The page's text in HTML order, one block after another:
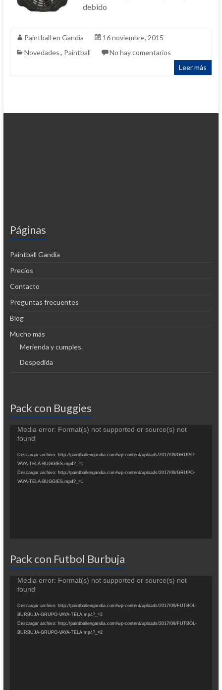
debido
Paintball en Gandia
16 noviembre, 2015
Novedades., Paintball
No hay comentarios
Leer más
Páginas
Paintball Gandia
Precios
Contacto
Preguntas frecuentes
Blog
Mucho más
Merienda y cumples.
Despedida
Pack con Buggies
Reproductor
Media error: Format(s) not supported or source(s) not
found
Descargar archivo: http://paintballengandia.com/wp-content/uploads/2017/09/GRUPO-
VAYA-TELA-BUGGIES.mp4?_=1
Descargar archivo: http://paintballengandia.com/wp-content/uploads/2017/09/GRUPO-
VAYA-TELA-BUGGIES.mp4?_=1
Pack con Futbol Burbuja
Reproductor
Media error: Format(s) not supported or source(s) not
found
Descargar archivo: http://paintballengandia.com/wp-content/uploads/2017/09/FUTBOL-
BURBUJA-GRUPO-VAYA-TELA.mp4?_=2
Descargar archivo: http://paintballengandia.com/wp-content/uploads/2017/09/FUTBOL-
BURBUJA-GRUPO-VAYA-TELA.mp4?_=2